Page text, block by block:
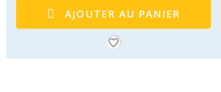
AJOUTER AU PANIER
favorite_border